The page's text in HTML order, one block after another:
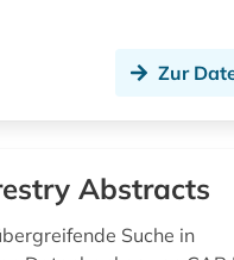
Zur
Abstracts
Suche in